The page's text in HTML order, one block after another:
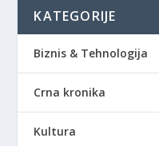
KATEGORIJE
Biznis & Tehnologija
Crna kronika
Kultura